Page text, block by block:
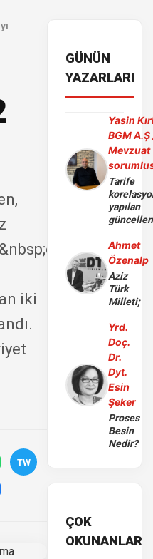
iki
TW
GÜNÜN
YAZARLARI
Yasin
BGM A.Ş
Mevzuat
Tarife
yapılan
Ahmet
Özenalp
Aziz
Türk
Milleti;
Yrd.
Doç.
Dr.
Dyt.
Esin
Şeker
Proses
Besin
Nedir?
ÇOK
OKUNANLAR